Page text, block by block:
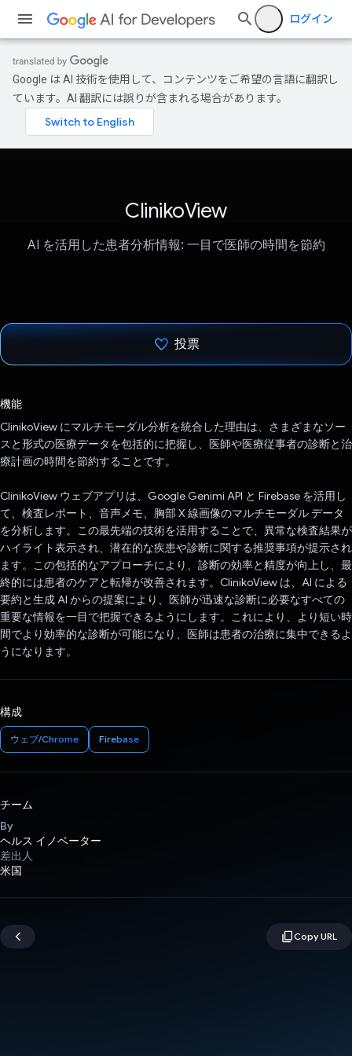
ログイン
Google は AI 技術を使用して、コンテンツをご希望の言語に翻訳し
ています。AI 翻訳には誤りが含まれる場合があります。
ClinikoView
AI を活用した患者分析情報: 一目で医師の時間を節約
投票
機能
ClinikoView にマルチモーダル分析を統合した理由は、さまざまなソー
スと形式の医療データを包括的に把握し、医師や医療従事者の診断と治
療計画の時間を節約することです。
ClinikoView ウェブアプリは、Google Genimi API と Firebase を活用し
て、検査レポート、音声メモ、胸部 X 線画像のマルチモーダル データ
を分析します。この最先端の技術を活用することで、異常な検査結果が
ハイライト表示され、潜在的な疾患や診断に関する推奨事項が提示され
ます。この包括的なアプローチにより、診断の効率と精度が向上し、最
終的には患者のケアと転帰が改善されます。ClinikoView は、AI による
要約と生成 AI からの提案により、医師が迅速な診断に必要なすべての
重要な情報を一目で把握できるようにします。これにより、より短い時
間でより効率的な診断が可能になり、医師は患者の治療に集中できるよ
うになります。
構成
ウェブ/Chrome Firebase
チーム
By
ヘルス イノベーター
差出人
米国